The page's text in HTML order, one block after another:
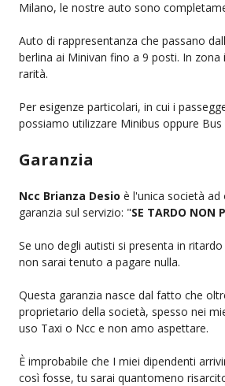
Milano, le nostre auto sono
Auto di rappresentanza che passano
berlina ai Minivan fino a 9 posti. In zona
rarità.
Per esigenze particolari, in cui i
possiamo utilizzare Minibus oppure Bus
Garanzia
Ncc Brianza Desio è l'unica società
garanzia sul servizio: "SE TARDO NON
Se uno degli autisti si presenta in
non sarai tenuto a pagare nulla.
Questa garanzia nasce dal fatto che
proprietario della società, spesso nei
uso Taxi o Ncc e non amo aspettare.
È improbabile che I miei dipendenti
così fosse, tu sarai quantomeno